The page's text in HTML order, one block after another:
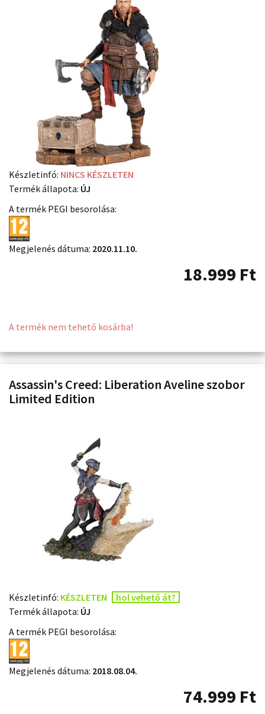
Készletinfó: NINCS KÉSZLETEN
Termék állapota: ÚJ
A termék PEGI besorolása:
Megjelenés dátuma: 2020.11.10.
18.999 Ft
A termék nem tehető kosárba!
Assassin's Creed: Liberation Aveline szobor
Limited Edition
Készletinfó: KÉSZLETEN
hol vehető át?
Termék állapota: ÚJ
A termék PEGI besorolása:
Megjelenés dátuma: 2018.08.04.
74.999 Ft